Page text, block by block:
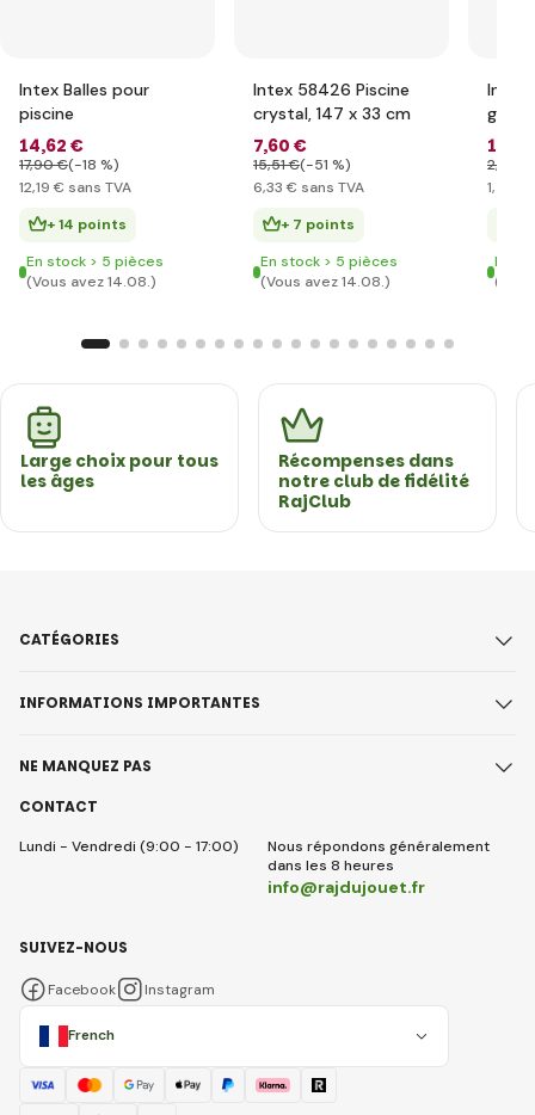
Intex Balles pour
piscine
14,62 €
17,90 €(-18 %)
12,19 € sans TVA
+ 14 points
En stock > 5 pièces
(Vous avez 14.08.)
Intex 58426 Piscine
crystal, 147 x 33 cm
7,60 €
15,51 €(-51 %)
6,33 € sans TVA
+ 7 points
En stock > 5 pièces
(Vous avez 14.08.)
Intex
1
2,90 €
1,46 €
En
Large choix pour tous
les âges
Récompenses dans
notre club de fidélité
RajClub
CONTACT
Lundi - Vendredi (9:00 - 17:00)
Nous répondons généralement
dans les 8 heures
info@rajdujouet.fr
CATÉGORIES
INFORMATIONS IMPORTANTES
NE MANQUEZ PAS
French
SUIVEZ-NOUS
Facebook Instagram